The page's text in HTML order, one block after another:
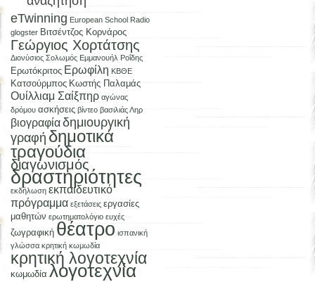
eTwinning European School Radio
glogster Βιτσέντζος Κορνάρος
Γεώργιος Χορτάτσης
Διονύσιος Σολωμός Εμμανουήλ Ροΐδης
Ερωτόκριτος Ερωφίλη ΚΒΘΕ
Κατσούρμπος Κωστής Παλαμάς
Ουίλλιαμ Σαίξπηρ αγώνας
δρόμου ασκήσεις βίντεο βασιλιάς Ληρ
βιογραφίαδημιουργική
γραφή δημοτικά
τραγούδια
διαγωνισμός
δραστηριότητες
εκδήλωση εκπαιδευτικό
πρόγραμμα εξετάσεις εργασίες
μαθητών ερωτηματολόγιο ευχές
ζωγραφική θέατρο ισπανική
γλώσσα κρητική κωμωδία
κρητική λογοτεχνία
κωμωδία λογοτεχνία